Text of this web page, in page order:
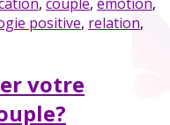
positive, relation,
votre